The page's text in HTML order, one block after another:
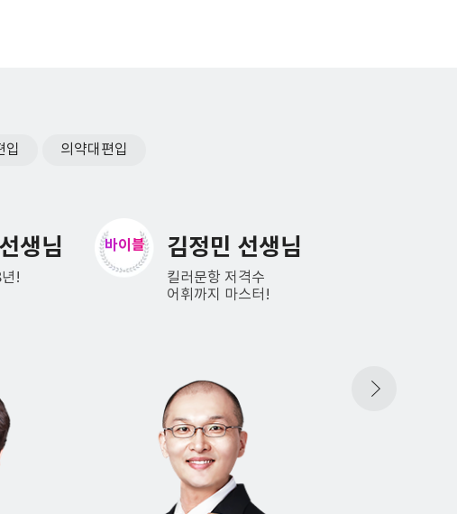
입 의약대편입
생님
수
터!
스킬 호은경 선생님
득점이 따라오는
시그니처 편입독해